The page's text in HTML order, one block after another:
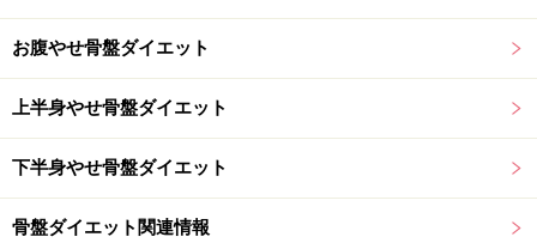
颯爽と歩く姿は若々しい
歩くときはいつもより歩幅を広く大股歩きを意識し、お
尻までしっかり動いているのを確認しましょう。顔を上
すく、顔のたるみ防止、ネックラインのしわ防止にもな
ります。
お腹やせ骨盤ダイエット
上半身やせ骨盤ダイエット
下半身やせ骨盤ダイエット
骨盤ダイエット関連情報